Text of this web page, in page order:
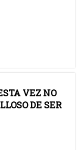
VEZ NO
DE SER